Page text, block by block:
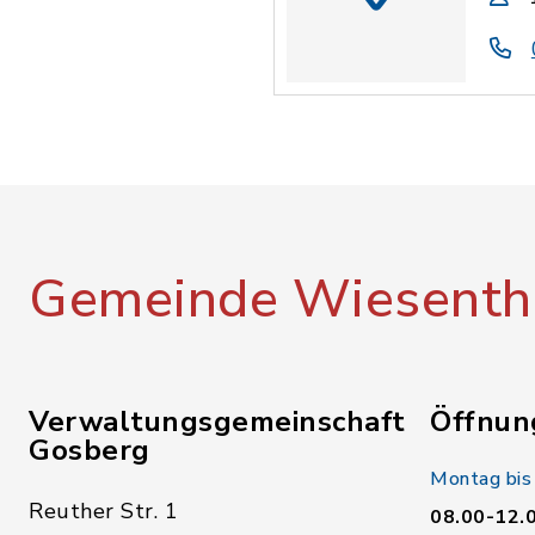
Gemeinde
Verwaltungsgemeinschaft
Gosberg
Reuther Str. 1
Montag
08.00-